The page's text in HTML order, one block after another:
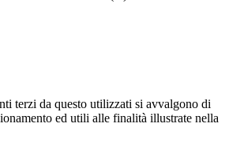
terzi da questo utilizzati si avvalgono di
ed utili alle finalità illustrate nella